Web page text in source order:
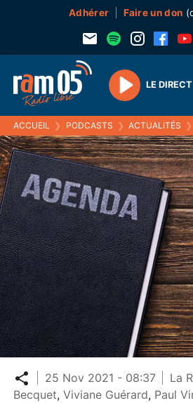
Adhérer Faire un don
Play
LE DIRECT
ACCUEIL ❯ PODCASTS ❯ ACTUALITÉS ❯
Partager
25 Nov 2021 - 08:37 La
Becquet,Viviane Guérard, Paul